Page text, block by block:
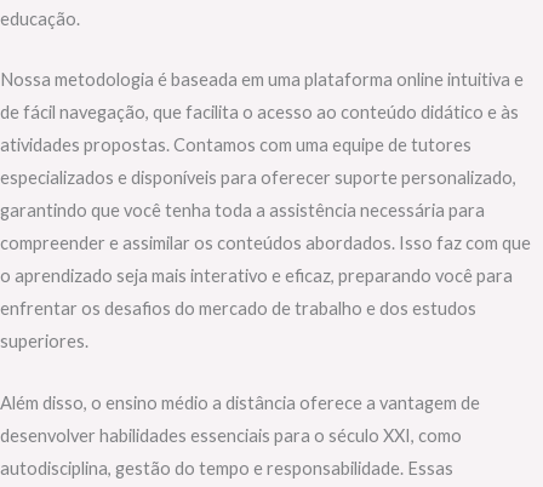
educação.
Nossa metodologia é baseada em uma plataforma online intuitiva e
de fácil navegação, que facilita o acesso ao conteúdo didático e às
atividades propostas. Contamos com uma equipe de tutores
especializados e disponíveis para oferecer suporte personalizado,
garantindo que você tenha toda a assistência necessária para
compreender e assimilar os conteúdos abordados. Isso faz com que
o aprendizado seja mais interativo e eficaz, preparando você para
enfrentar os desafios do mercado de trabalho e dos estudos
superiores.
Além disso, o ensino médio a distância oferece a vantagem de
desenvolver habilidades essenciais para o século XXI, como
autodisciplina, gestão do tempo e responsabilidade. Essas